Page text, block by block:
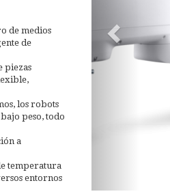
de medios
de
piezas
los robots
peso, todo
a
temperatura
entornos